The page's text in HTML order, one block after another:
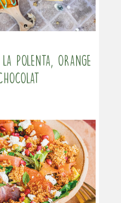
la polenta, orange